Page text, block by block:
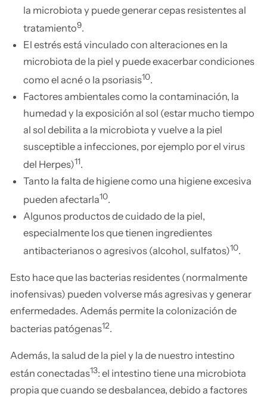
la microbiota y puede generar cepas resistentes al
tratamiento9.
El estrés está vinculado con alteraciones en la
microbiota de la piel y puede exacerbar condiciones
como el acné o la psoriasis10.
Factores ambientales como la contaminación, la
humedad y la exposición al sol (estar mucho tiempo
al sol debilita a la microbiota y vuelve a la piel
susceptible a infecciones, por ejemplo por el virus
del Herpes)11.
Tanto la falta de higiene como una higiene excesiva
pueden afectarla10.
Algunos productos de cuidado de la piel,
especialmente los que tienen ingredientes
antibacterianos o agresivos (alcohol, sulfatos)10.
Esto hace que las bacterias residentes (normalmente
inofensivas) pueden volverse más agresivas y generar
enfermedades. Además permite la colonización de
bacterias patógenas12.
Además, la salud de la piel y la de nuestro intestino
están conectadas13: el intestino tiene una microbiota
propia que cuando se desbalancea, debido a factores